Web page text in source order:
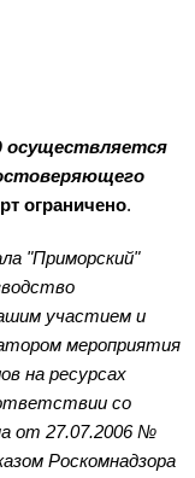
осуществляется
ограничено.
"Приморский"
участием и
мероприятия
на ресурсах
со
от 27.07.2006 №
Роскомнадзора